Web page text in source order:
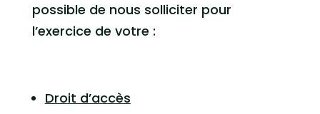
possible de nous solliciter pour
l’exercice de votre :
Droit d’accès